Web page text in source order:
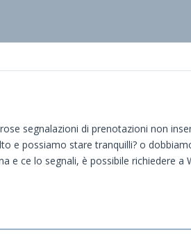
segnalazioni di prenotazioni non
e possiamo stare tranquilli? o
e ce lo segnali, è possibile richiedere